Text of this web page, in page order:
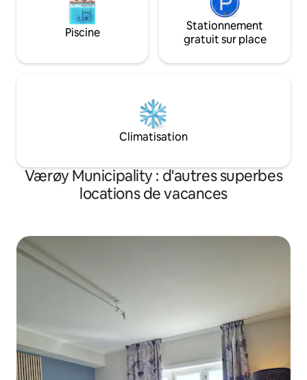
Piscine
Stationnement
gratuit sur place
Climatisation
Værøy Municipality : d'autres superbes
locations de vacances